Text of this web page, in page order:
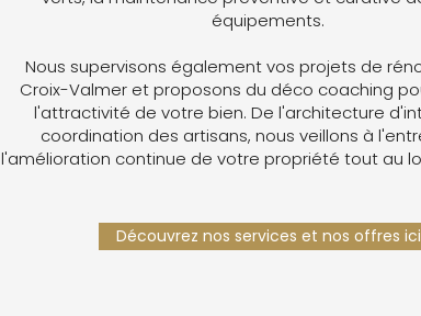
équipements.
Nous supervisons également vos projets de
Croix-Valmer et proposons du déco coaching
l'attractivité de votre bien. De l'architecture
coordination des artisans, nous veillons à
l'amélioration continue de votre propriété tout au
Découvrez nos services et nos offres ici